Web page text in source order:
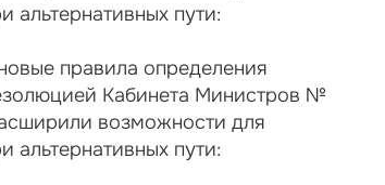
альтернативных пути:
правила определения
Кабинета Министров №
возможности для
альтернативных пути: